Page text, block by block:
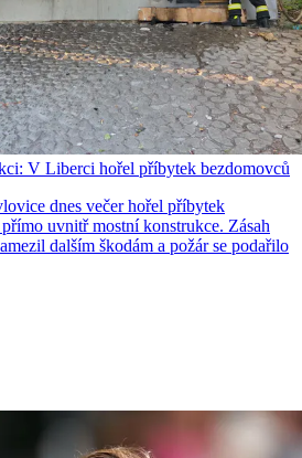
V Liberci hořel příbytek bezdomovců
dnes večer hořel příbytek
uvnitř mostní konstrukce. Zásah
dalším škodám a požár se podařilo